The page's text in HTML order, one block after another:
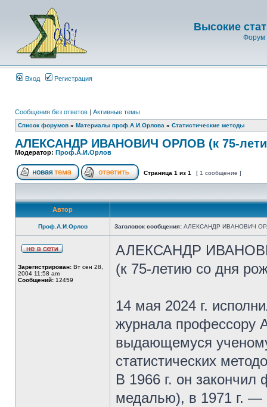
Высокие
Форум
Вход Регистрация
Сообщения без ответов | Активные темы
Список форумов » Материалы проф.А.И.Орлова » Статистические методы
АЛЕКСАНДР ИВАНОВИЧ ОРЛОВ (к 75-
Модератор: Проф.А.И.Орлов
Страница 1 из 1 [ 1 сообщение ]
Автор
Проф.А.И.Орлов Заголовок сообщения: АЛЕКСАНДР ИВАНОВИЧ
Зарегистрирован: Вт сен 28,
2004 11:58 am
Сообщений: 12459
АЛЕКСАНДР
(к 75-летию со дня
14 мая 2024 г.
журнала профессору
выдающемуся
статистических
В 1966 г. он
медалью), в 1971 г. —